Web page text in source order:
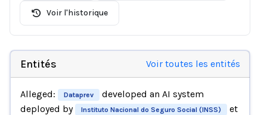
Voir l'historique
Entités Voir toutes les entités
Alleged: Dataprev
developed an AI system
deployed by
Instituto Nacional do Seguro Social (INSS) et